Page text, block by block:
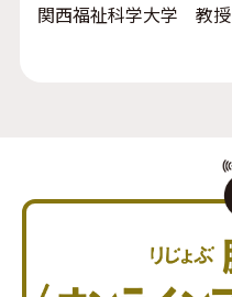
関西福祉科学大学 教授